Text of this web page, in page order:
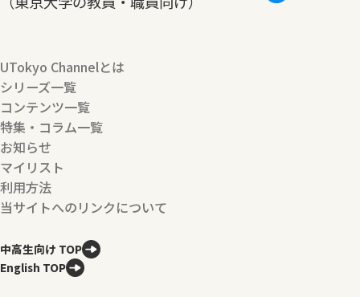
UTokyo Channelとは
シリーズ一覧
コンテンツ一覧
特集・コラム一覧
お知らせ
マイリスト
利用方法
当サイトへのリンクについて
中高生向け TOP
English TOP